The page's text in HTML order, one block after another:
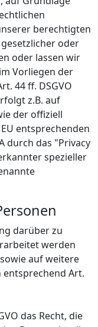
berechtigten
oder
oder lassen wir
Vorliegen der
44 ff. DSGVO
z.B. auf
der offiziell
entsprechenden
durch das "Privacy
spezieller
darüber zu
werden
auf weitere
Art.
das Recht, die